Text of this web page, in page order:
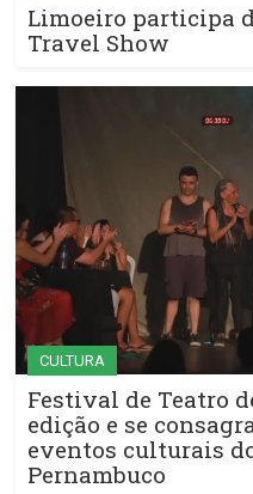
Limoeiro participa
Travel Show
CULTURA
Festival de Teatro
edição e se
eventos culturais
Pernambuco